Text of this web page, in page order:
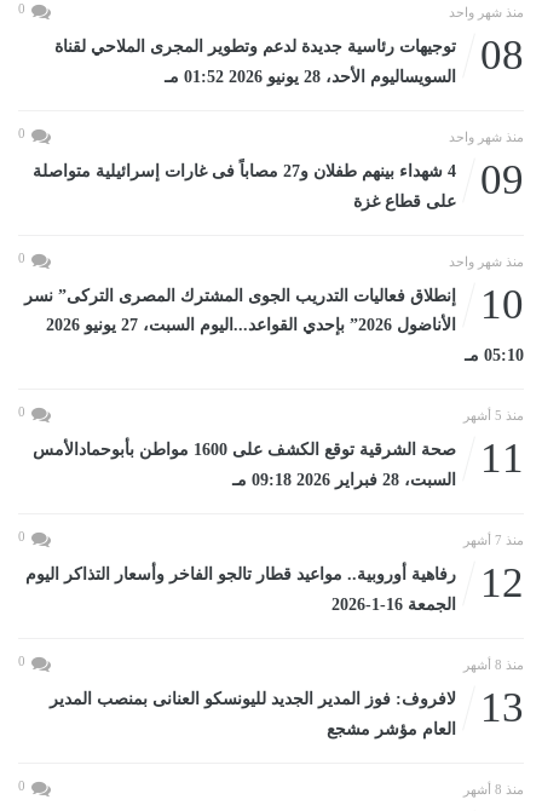
منذ شهر واحد 0
08
توجيهات رئاسية جديدة لدعم وتطوير المجرى الملاحي لقناة
السويساليوم الأحد، 28 يونيو 2026 01:52 مـ
منذ شهر واحد 0
09
4 شهداء بينهم طفلان و27 مصاباً فى غارات إسرائيلية متواصلة
على قطاع غزة
منذ شهر واحد 0
10
إنطلاق فعاليات التدريب الجوى المشترك المصرى التركى” نسر
الأناضول 2026” بإحدي القواعد...اليوم السبت، 27 يونيو 2026
05:10 مـ
منذ 5 أشهر 0
11
صحة الشرقية توقع الكشف على 1600 مواطن بأبوحمادالأمس
السبت، 28 فبراير 2026 09:18 مـ
منذ 7 أشهر 0
12
رفاهية أوروبية.. مواعيد قطار تالجو الفاخر وأسعار التذاكر اليوم
الجمعة 16-1-2026
منذ 8 أشهر 0
13
لافروف: فوز المدير الجديد لليونسكو العنانى بمنصب المدير
العام مؤشر مشجع
منذ 8 أشهر 0